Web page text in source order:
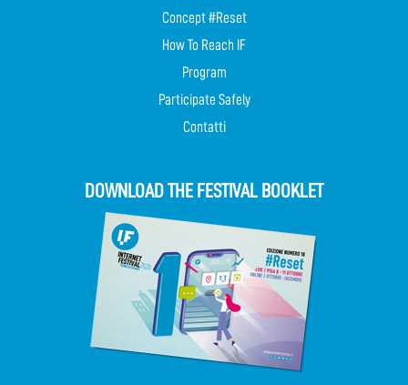
Concept #Reset
How To Reach IF
Program
Participate Safely
Contatti
DOWNLOAD THE FESTIVAL BOOKLET